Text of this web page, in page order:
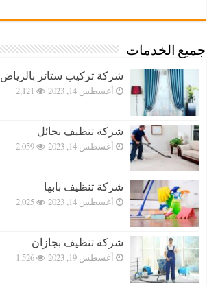
جميع الخدمات
شركة تركيب ستائر بالرياض
أغسطس 14, 2023 2,121
شركة تنظيف بحائل
أغسطس 14, 2023 2,059
شركة تنظيف بابها
أغسطس 14, 2023 2,025
شركة تنظيف بجازان
أغسطس 19, 2023 1,526